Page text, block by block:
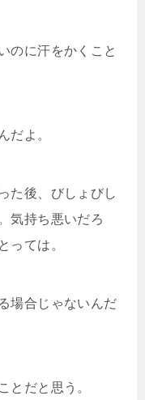
のに汗をかくこと
だよ。
た後、びしょびし
気持ち悪いだろ
っては。
場合じゃないんだ
とだと思う。